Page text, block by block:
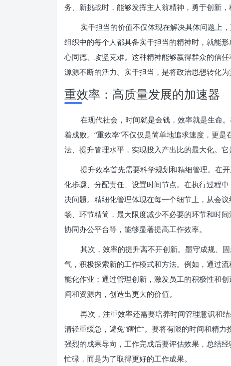
务、新挑战时，能够发挥主人翁精神，勇于创新，
实干担当的价值不仅体现在解决具体问题上
组织中的每个人都具备实干担当的精神时，就能
心同德、攻坚克难。这种精神能够赢得群众的信
源源不断的活力。实干担当，是将政治思想转化
重效率：高质量发展的加速器
在现代社会，时间就是金钱，效率就是生命
着成败。“重效率”不仅仅是简单地追求速度，更
法、提升管理水平，实现投入产出比的最大化。它
提升效率首先需要科学规划和精细管理。在
化步骤、分配责任、设置时间节点。在执行过程
决问题。精细化管理体现在每一个细节上，从会
畅、环节精简，最大限度减少不必要的环节和时
协同办公平台等，能够显著提高工作效率。
其次，效率的提升离不开创新。墨守成规、
气，积极探索新的工作模式和方法。例如，通过
能化作业；通过管理创新，激发员工的积极性和
间和资源内，创造出更大的价值。
再次，注重效率还需要培养时间管理意识和
清轻重缓急，避免“瞎忙”。要将有限的时间和精
强烈的成果导向，工作完成后要评估效果，总结
忙碌，而是为了取得更好的工作成果。